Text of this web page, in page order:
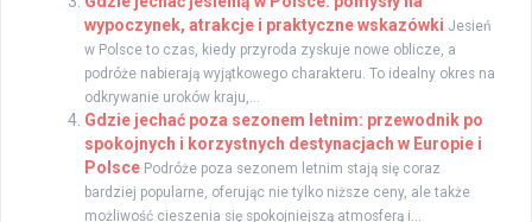
wypoczynek, atrakcje i praktyczne wskazówki Jesień
w Polsce to czas, kiedy przyroda zyskuje nowe oblicze, a
podróże nabierają wyjątkowego charakteru. To idealny okres na
odkrywanie uroków kraju,...
Gdzie jechać poza sezonem letnim: przewodnik po
spokojnych i korzystnych destynacjach w Europie i
Polsce Podróże poza sezonem letnim stają się coraz
bardziej popularne, oferując nie tylko niższe ceny, ale także
możliwość cieszenia się spokojniejszą atmosferą i...